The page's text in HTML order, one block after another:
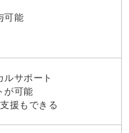
可能
ルサポート
が可能
援もできる